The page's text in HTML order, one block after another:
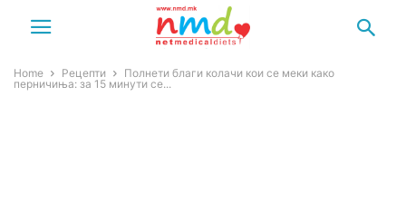
Home Рецепти
Полнети благи колачи кои се меки како
перничиња: за 15 минути се...